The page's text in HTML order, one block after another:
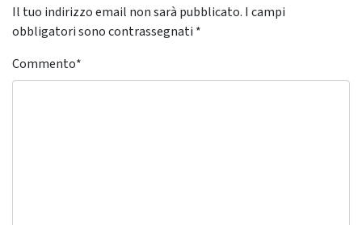
Il tuo indirizzo email non sarà pubblicato. I campi
obbligatori sono contrassegnati *
Commento*